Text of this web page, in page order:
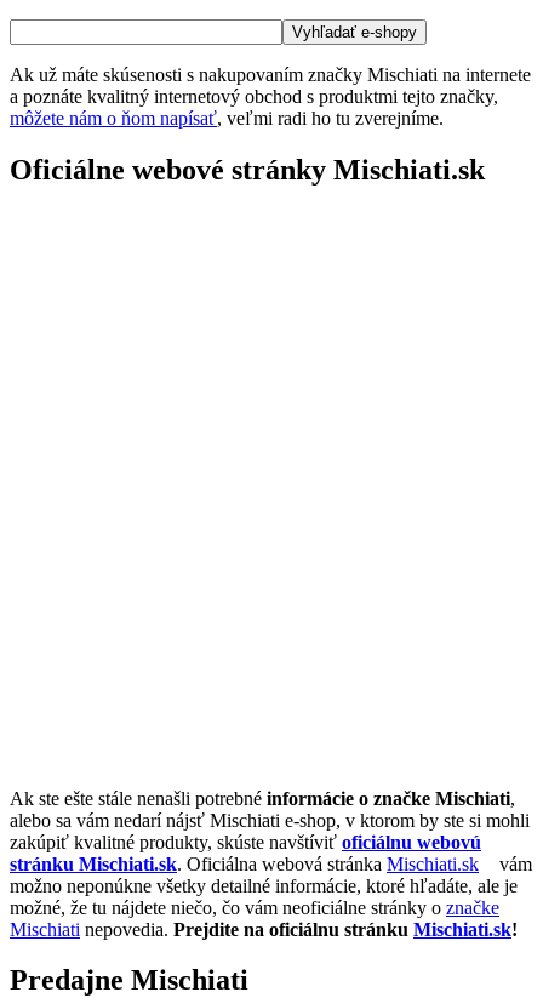
Ak už máte skúsenosti s nakupovaním značky Mischiati na internete
a poznáte kvalitný internetový obchod s produktmi tejto značky,
môžete nám o ňom napísať, veľmi radi ho tu zverejníme.
Oficiálne webové stránky Mischiati.sk
Ak ste ešte stále nenašli potrebné informácie o značke Mischiati,
alebo sa vám nedarí nájsť Mischiati e-shop, v ktorom by ste si mohli
zakúpiť kvalitné produkty, skúste navštíviť oficiálnu webovú
stránku Mischiati.sk. Oficiálna webová stránka Mischiati.sk
vám
možno neponúkne všetky detailné informácie, ktoré hľadáte, ale je
možné, že tu nájdete niečo, čo vám neoficiálne stránky o značke
Mischiati nepovedia. Prejdite na oficiálnu stránku Mischiati.sk!
Predajne Mischiati